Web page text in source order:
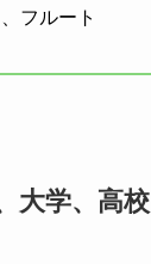
フルート
大学、高校